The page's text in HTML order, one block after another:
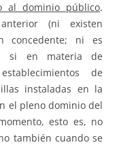
al dominio público.
(ni existen
concedente; ni es
si en materia de
de
instaladas en la
el pleno dominio del
esto es, no
también cuando se